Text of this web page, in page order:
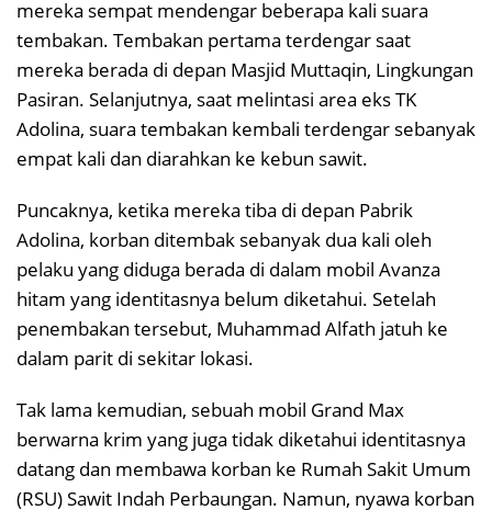
mereka sempat mendengar beberapa kali suara
tembakan. Tembakan pertama terdengar saat
mereka berada di depan Masjid Muttaqin, Lingkungan
Pasiran. Selanjutnya, saat melintasi area eks TK
Adolina, suara tembakan kembali terdengar sebanyak
empat kali dan diarahkan ke kebun sawit.
Puncaknya, ketika mereka tiba di depan Pabrik
Adolina, korban ditembak sebanyak dua kali oleh
pelaku yang diduga berada di dalam mobil Avanza
hitam yang identitasnya belum diketahui. Setelah
penembakan tersebut, Muhammad Alfath jatuh ke
dalam parit di sekitar lokasi.
Tak lama kemudian, sebuah mobil Grand Max
berwarna krim yang juga tidak diketahui identitasnya
datang dan membawa korban ke Rumah Sakit Umum
(RSU) Sawit Indah Perbaungan. Namun, nyawa korban